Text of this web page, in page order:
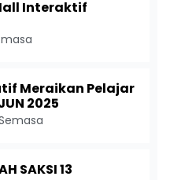
Interaktif
Meraikan Pelajar
2025
SAKSI 13